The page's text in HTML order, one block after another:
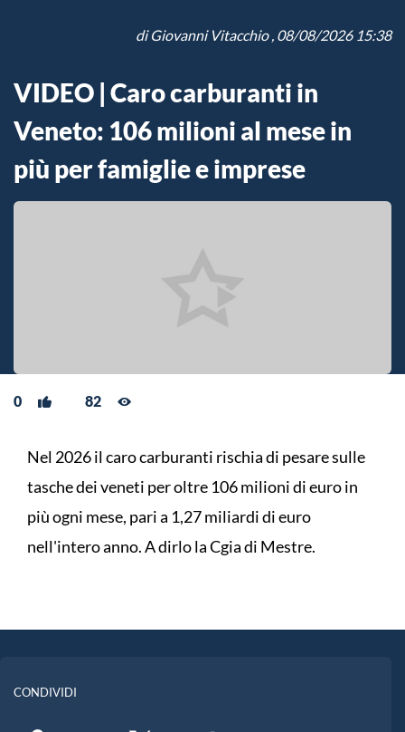
diGiovanni Vitacchio, 08/08/2026 15:38
VIDEO | Caro carburanti in
Veneto: 106 milioni al mese in
più per famiglie e imprese
0 82
Nel 2026 il caro carburanti rischia di pesare sulle
tasche dei veneti per oltre 106 milioni di euro in
più ogni mese, pari a 1,27 miliardi di euro
nell'intero anno. A dirlo la Cgia di Mestre.
CONDIVIDI